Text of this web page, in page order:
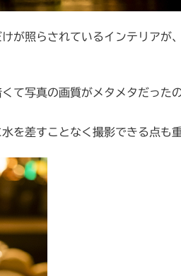
が照らされているインテリアが
て写真の画質がメタメタだっ
を差すことなく撮影できる点も